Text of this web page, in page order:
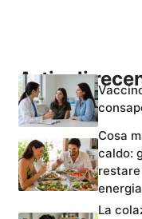
Articoli
Cosa
caldo:
energia
La